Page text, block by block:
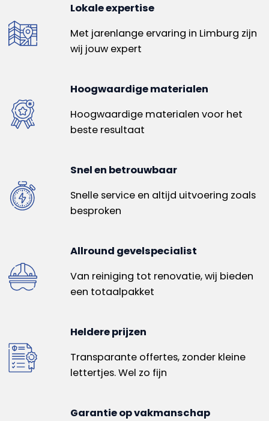
Lokale expertise
Met jarenlange ervaring in Limburg zijn
wij jouw expert
Hoogwaardige materialen
Hoogwaardige materialen voor het
beste resultaat
Snel en betrouwbaar
Snelle service en altijd uitvoering zoals
besproken
Allround gevelspecialist
Van reiniging tot renovatie, wij bieden
een totaalpakket
Heldere prijzen
Transparante offertes, zonder kleine
lettertjes. Wel zo fijn
Garantie op vakmanschap